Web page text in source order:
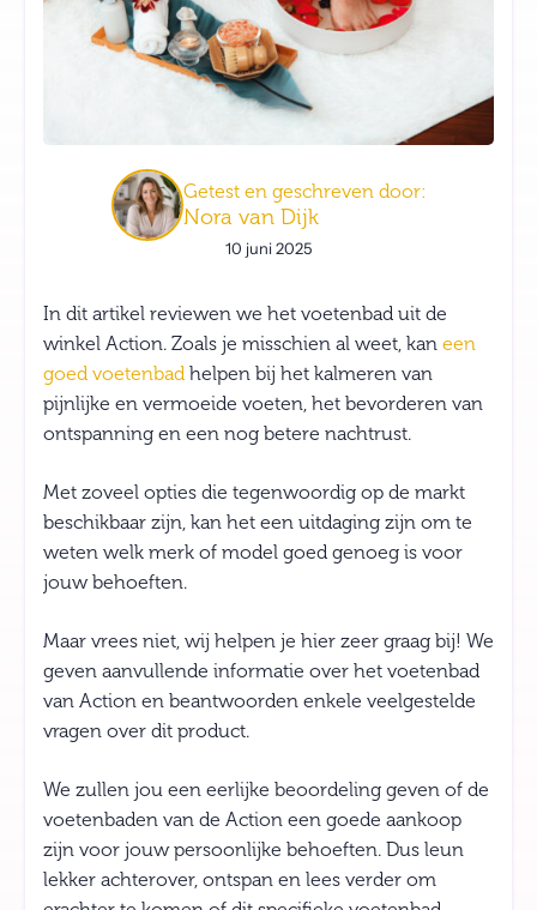
Getest en geschreven door:
Nora van Dijk
10 juni 2025
In dit artikel reviewen we het voetenbad uit de
winkel Action. Zoals je misschien al weet, kan een
goed voetenbad helpen bij het kalmeren van
pijnlijke en vermoeide voeten, het bevorderen van
ontspanning en een nog betere nachtrust.
Met zoveel opties die tegenwoordig op de markt
beschikbaar zijn, kan het een uitdaging zijn om te
weten welk merk of model goed genoeg is voor
jouw behoeften.
Maar vrees niet, wij helpen je hier zeer graag bij! We
geven aanvullende informatie over het voetenbad
van Action en beantwoorden enkele veelgestelde
vragen over dit product.
We zullen jou een eerlijke beoordeling geven of de
voetenbaden van de Action een goede aankoop
zijn voor jouw persoonlijke behoeften. Dus leun
lekker achterover, ontspan en lees verder om